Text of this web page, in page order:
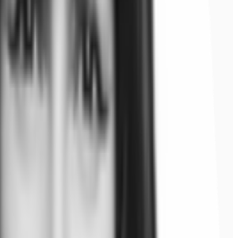
am Main, Gehzeit: 2 min
Linie 64, N4, N16, Gehzeit: 2 min
der Republik, Linie 11, 14, 16, 17, 21,